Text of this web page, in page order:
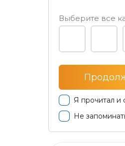
Выберите все
Я прочитал и
Не